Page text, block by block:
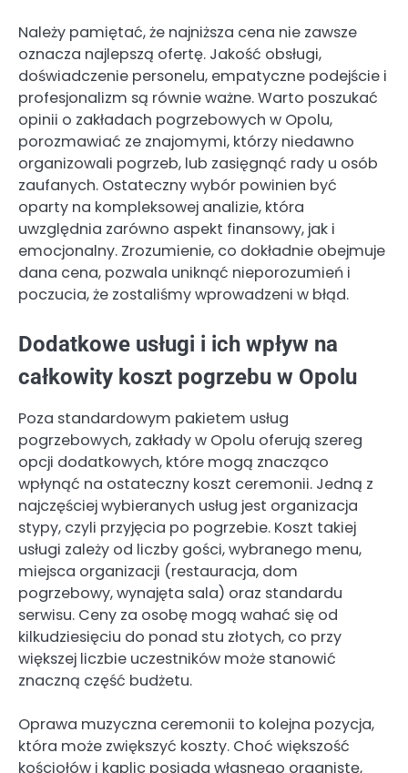
Należy pamiętać, że najniższa cena nie zawsze
oznacza najlepszą ofertę. Jakość obsługi,
doświadczenie personelu, empatyczne podejście i
profesjonalizm są równie ważne. Warto poszukać
opinii o zakładach pogrzebowych w Opolu,
porozmawiać ze znajomymi, którzy niedawno
organizowali pogrzeb, lub zasięgnąć rady u osób
zaufanych. Ostateczny wybór powinien być
oparty na kompleksowej analizie, która
uwzględnia zarówno aspekt finansowy, jak i
emocjonalny. Zrozumienie, co dokładnie obejmuje
dana cena, pozwala uniknąć nieporozumień i
poczucia, że zostaliśmy wprowadzeni w błąd.
Dodatkowe usługi i ich wpływ na
całkowity koszt pogrzebu w Opolu
Poza standardowym pakietem usług
pogrzebowych, zakłady w Opolu oferują szereg
opcji dodatkowych, które mogą znacząco
wpłynąć na ostateczny koszt ceremonii. Jedną z
najczęściej wybieranych usług jest organizacja
stypy, czyli przyjęcia po pogrzebie. Koszt takiej
usługi zależy od liczby gości, wybranego menu,
miejsca organizacji (restauracja, dom
pogrzebowy, wynajęta sala) oraz standardu
serwisu. Ceny za osobę mogą wahać się od
kilkudziesięciu do ponad stu złotych, co przy
większej liczbie uczestników może stanowić
znaczną część budżetu.
Oprawa muzyczna ceremonii to kolejna pozycja,
która może zwiększyć koszty. Choć większość
kościołów i kaplic posiada własnego organistę,